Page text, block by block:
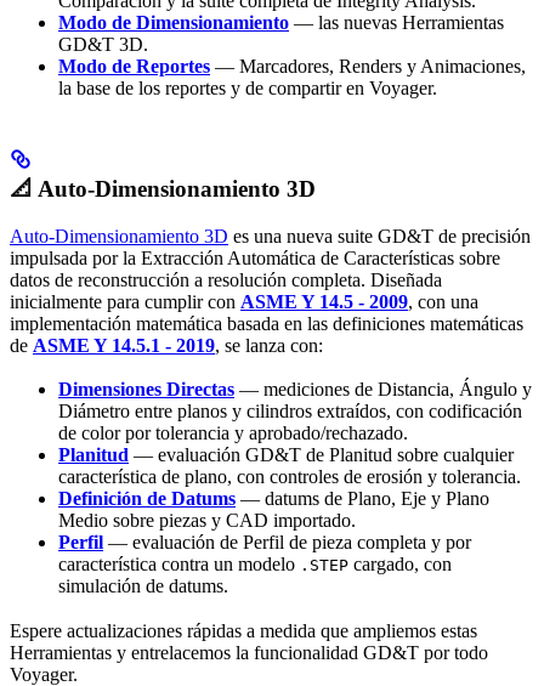
Modo de Dimensionamiento — las nuevas Herramientas
GD&T 3D.
Modo de Reportes — Marcadores, Renders y Animaciones,
la base de los reportes y de compartir en Voyager.
📐 Auto-Dimensionamiento 3D
Auto-Dimensionamiento 3D es una nueva suite GD&T de precisión
impulsada por la Extracción Automática de Características sobre
datos de reconstrucción a resolución completa. Diseñada
inicialmente para cumplir con ASME Y 14.5 - 2009, con una
implementación matemática basada en las definiciones matemáticas
de ASME Y 14.5.1 - 2019, se lanza con:
Dimensiones Directas — mediciones de Distancia, Ángulo y
Diámetro entre planos y cilindros extraídos, con codificación
de color por tolerancia y aprobado/rechazado.
Planitud — evaluación GD&T de Planitud sobre cualquier
característica de plano, con controles de erosión y tolerancia.
Definición de Datums — datums de Plano, Eje y Plano
Medio sobre piezas y CAD importado.
Perfil — evaluación de Perfil de pieza completa y por
característica contra un modelo .STEP cargado, con
simulación de datums.
Espere actualizaciones rápidas a medida que ampliemos estas
Herramientas y entrelacemos la funcionalidad GD&T por todo
Voyager.